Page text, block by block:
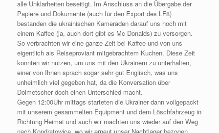
alle Unklarheiten beseitigt. Im Anschluss an die Übergabe der
Papiere und Dokumente (auch für den Export des LF8)
bestanden die ukrainischen Kameraden darauf uns noch mit
einem Kaffee (ja, auch dort gibt es Mc Donalds) zu versorgen.
So verbrachten wir eine ganze Zeit bei Kaffee und von uns
eigentlich als Reiseproviant mitgebrachtem Kuchen. Diese Zeit
konnten wir nutzen, um uns mit den Ukrainern zu unterhalten,
einer von Ihnen sprach sogar sehr gut Englisch, was uns
unheimlich viel gegeben hat, da die Konversation über
Dolmetscher doch einen Unterschied macht.
Gegen 12:00Uhr mittags starteten die Ukrainer dann vollgepackt
mit unserem gesammelten Equipment und dem Löschfahrzeug in
Richtung Heimat und auch wir machten uns wieder auf den Weg